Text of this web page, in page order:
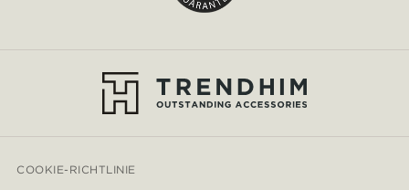
COOKIE-RICHTLINIE